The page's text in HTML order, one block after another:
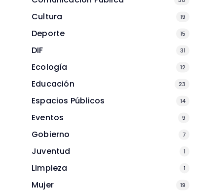
Cultura 19
Deporte 15
DIF 31
Ecología 12
Educación 23
Espacios Públicos 14
Eventos 9
Gobierno 7
Juventud 1
Limpieza 1
Mujer 19